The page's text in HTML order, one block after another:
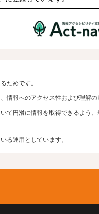
ためです。
報へのアクセス性および理解の
て円滑に情報を取得できるよう
る運用としています。